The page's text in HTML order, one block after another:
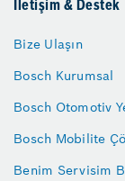
İletişim & Destek
Bize Ulaşın
Bosch Kurumsal
Bosch Otomotiv
Bosch Mobilite
Benim Servisim